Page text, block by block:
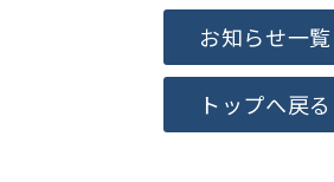
お知らせ一覧
トップへ戻る